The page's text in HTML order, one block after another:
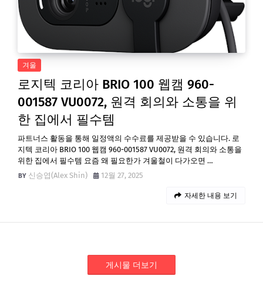
겨울
로지텍 코리아 BRIO 100 웹캠 960-
001587 VU0072, 원격 회의와 소통을 위
한 집에서 필수템
파트너스 활동을 통해 일정액의 수수료를 제공받을 수 있습니다. 로
지텍 코리아 BRIO 100 웹캠 960-001587 VU0072, 원격 회의와 소통을
위한 집에서 필수템 요즘 왜 필요한가 겨울철이 다가오면 …
신승엽(Alex Shin)
12월 27, 2025
자세한 내용 보기
게시물 더보기